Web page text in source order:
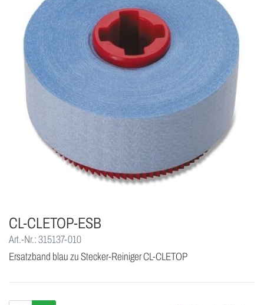
CL-CLETOP-ESB
Art.-Nr.: 315137-010
Ersatzband blau zu Stecker-Reiniger CL-CLETOP